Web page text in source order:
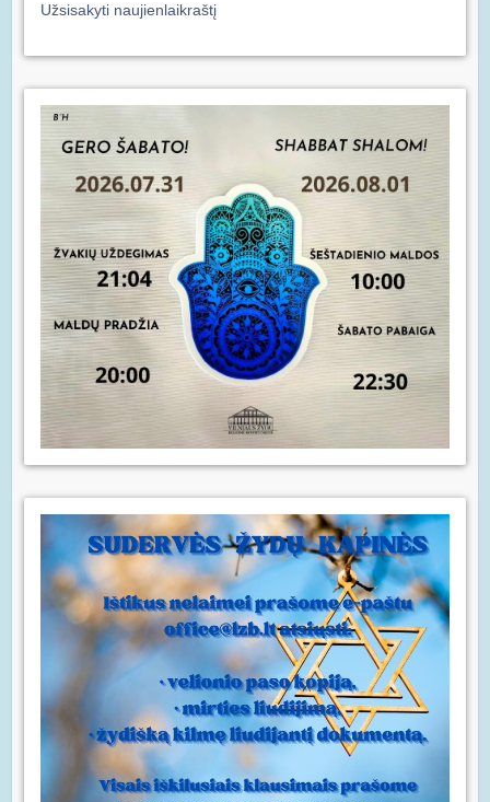
Užsisakyti naujienlaikraštį